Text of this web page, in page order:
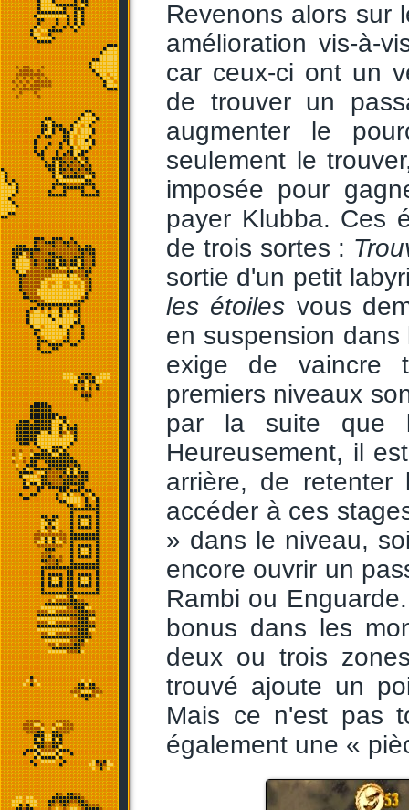
Revenons alors sur
amélioration vis-à-
car ceux-ci ont un
de trouver un
augmenter le
seulement le
imposée pour
payer Klubba. Ces
de trois sortes :
sortie d'un petit
les étoiles vous
en suspension
exige de vaincre
premiers niveaux
par la suite que
Heureusement, il
arrière, de retenter
accéder à ces
» dans le niveau,
encore ouvrir un
Rambi ou
bonus dans les
deux ou trois
trouvé ajoute un
Mais ce n'est pas
également une «